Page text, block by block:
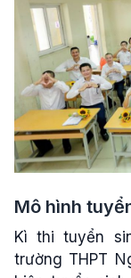
Mô hình
Kì thi tuyển
trường THPT